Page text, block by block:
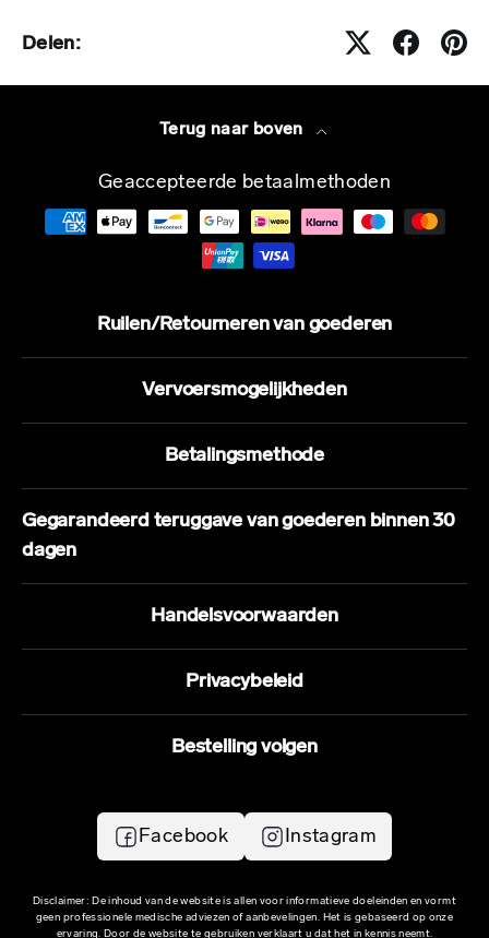
Delen:
Terug naar boven
Geaccepteerde betaalmethoden
Ruilen/Retourneren van goederen
Vervoersmogelijkheden
Betalingsmethode
Gegarandeerd teruggave van goederen binnen 30
dagen
Handelsvoorwaarden
Privacybeleid
Bestelling volgen
Facebook Instagram
Disclaimer: De inhoud van de website is allen voor informatieve doeleinden en vormt
geen professionele medische adviezen of aanbevelingen. Het is gebaseerd op onze
ervaring. Door de website te gebruiken verklaart u dat het in kennis neemt.